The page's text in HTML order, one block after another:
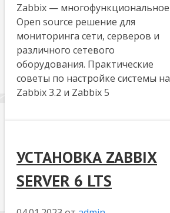
Zabbix — многофункциональное
Open source решение для
мониторинга сети, серверов и
различного сетевого
оборудования. Практические
советы по настройке системы на
Zabbix 3.2 и Zabbix 5
УСТАНОВКА ZABBIX
SERVER 6 LTS